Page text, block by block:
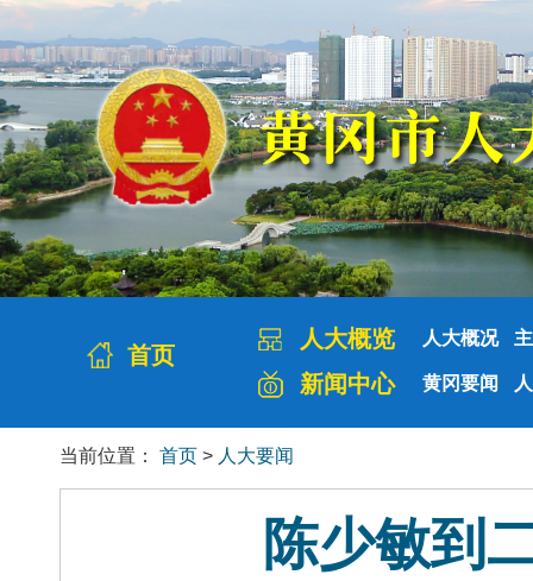
首页
人大概览 人大概况
新闻中心 黄冈要闻
当前位置： 首页 > 人大要闻
陈少敏到